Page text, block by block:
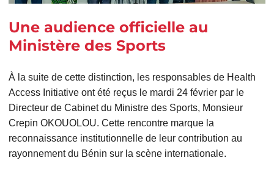
Une audience officielle au
Ministère des Sports
À la suite de cette distinction, les responsables de Health
Access Initiative ont été reçus le mardi 24 février par le
Directeur de Cabinet du Ministre des Sports, Monsieur
Crepin OKOUOLOU. Cette rencontre marque la
reconnaissance institutionnelle de leur contribution au
rayonnement du Bénin sur la scène internationale.